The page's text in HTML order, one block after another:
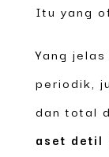
Itu yang
Yang
periodik,
dan total
aset detil